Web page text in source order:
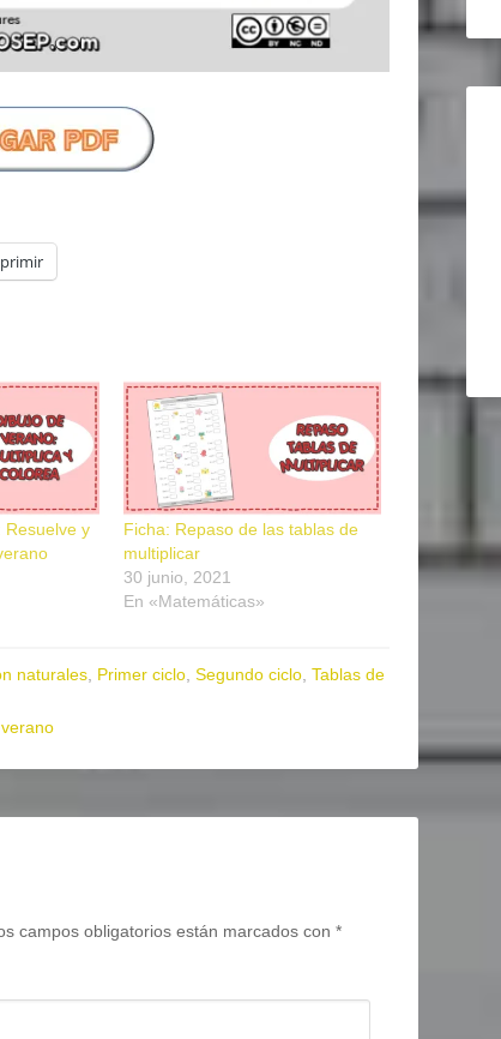
Resuelve y
Ficha: Repaso de las tablas de
multiplicar
30 junio, 2021
En «Matemáticas»
naturales, Primer ciclo, Segundo ciclo, Tablas de
verano
campos obligatorios están marcados con *